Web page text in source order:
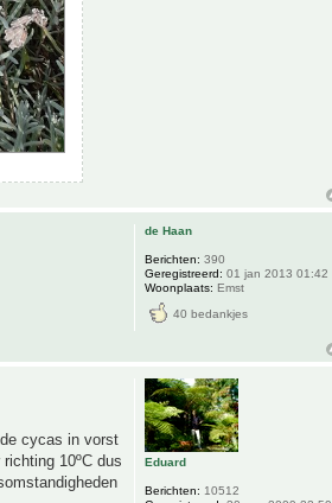
de Haan
Berichten: 390
Geregistreerd: 01 jan 2013 01:42
Woonplaats: Emst
40 bedankjes
cycas in vorst
10ºC dus
Eduard
Berichten: 10512